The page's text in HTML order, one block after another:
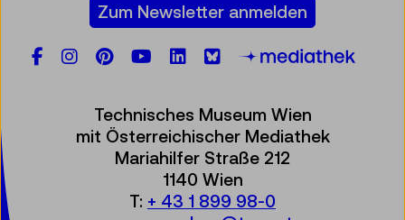
Zum Newsletter anmelden
Facebook
Instagram
Pinterest
YouTube
LinkedIn
Bluesky
Technisches Museum Wien
mit Österreichischer Mediathek
Mariahilfer Straße 212
1140 Wien
T: + 43 1 899 98-0